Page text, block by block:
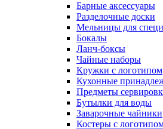
Барные аксессуары
Разделочные доски
Мельницы для
Бокалы
Ланч-боксы
Чайные наборы
Кружки с логотипом
Кухонные
Предметы
Бутылки для воды
Заварочные чайники
Костеры с